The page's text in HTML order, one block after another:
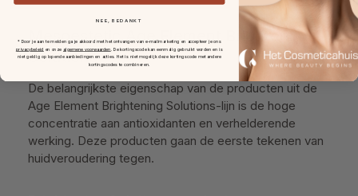
Mesoestetic Age Element Brightening
Solutions
De belangrijkste eigenschap van de producten uit de
Age Element Brightening Solutions-lijn is de hoge
concentratie aan antioxidanten en verhelderende
werking. Deze producten gaan de eerste tekenen van
huidveroudering tegen.
NEE, BEDANKT
* Door je aan te melden ga je akkoord met het ontvangen van e-mailmarketing en accepteer je ons
privacybeleid en onze algemene voorwaarden .De kortingscode kan eenmalig gebruikt worden en is
niet geldig op lopende aanbiedingen en acties. Het is niet mogelijk deze kortingscode met andere
kortingscodes te combineren.